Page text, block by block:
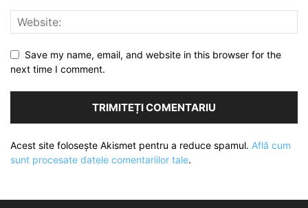
Save my name, email, and website in this browser for the
next time I comment.
Acest site folosește Akismet pentru a reduce spamul. Află cum
sunt procesate datele comentariilor tale.